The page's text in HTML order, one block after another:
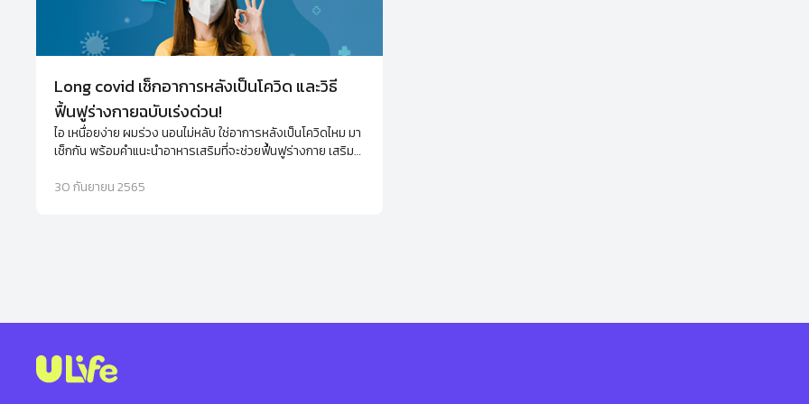
Long covid เช็กอาการหลังเป็นโควิด และวิธี
ฟื้นฟูร่างกายฉบับเร่งด่วน!
ไอ เหนื่อยง่าย ผมร่วง นอนไม่หลับ ใช่อาการหลังเป็นโควิดไหม มา
เช็กกัน พร้อมคำแนะนำอาหารเสริมที่จะช่วยฟื้นฟูร่างกาย เสริม
30 กันยายน 2565